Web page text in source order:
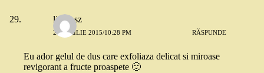
light_sz
23 APRILIE 2015/10:28 PM RĂSPUNDE
Eu ador gelul de dus care exfoliaza delicat si miroase
revigorant a fructe proaspete 🙂